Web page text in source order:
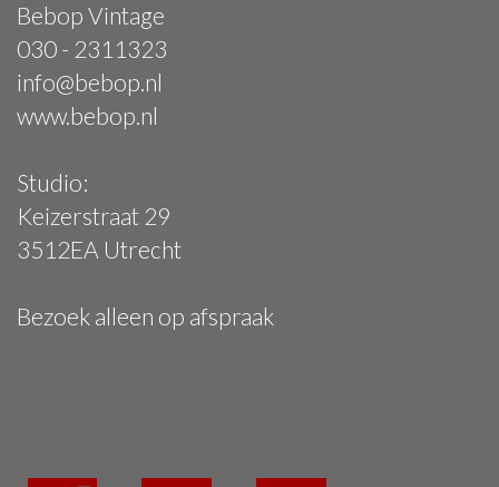
Bebop Vintage
030 - 2311323
info@bebop.nl
www.bebop.nl
Studio:
Keizerstraat 29
3512EA Utrecht
Bezoek alleen op afspraak